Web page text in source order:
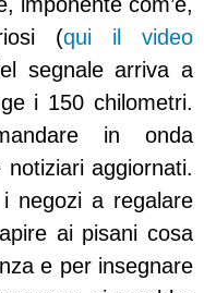
(qui il video
segnale arriva a
i 150 chilometri.
in onda
aggiornati.
negozi a regalare
ai pisani cosa
e per insegnare